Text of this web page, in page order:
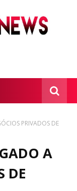
PRIVADOS DE
A
DE